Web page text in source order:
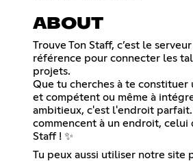
ABOUT
Trouve Ton Staff, c’est le
référence pour connecter les
projets.
Que tu cherches à te constituer
et compétent ou même à
ambitieux, c'est l'endroit parfait.
commencent à un endroit, celui
Staff ! ✨
Tu peux aussi utiliser notre site